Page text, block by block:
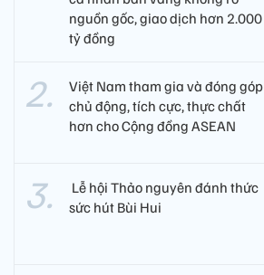
nguồn gốc, giao dịch hơn 2.000
tỷ đồng
Việt Nam tham gia và đóng góp
chủ động, tích cực, thực chất
hơn cho Cộng đồng ASEAN
​ Lễ hội Thảo nguyên đánh thức
sức hút Bùi Hui